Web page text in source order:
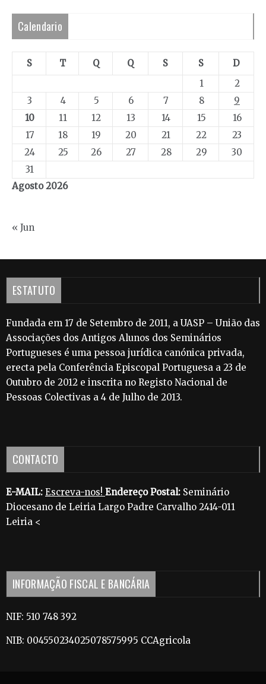
Calendario
Agosto 2026
S T Q Q S S
D
1
2
3
4 5 6 7 8
9
10
11 12 13 14 15
16
17
18 19 20 21 22
23
24
25 26 27 28 29
30
31
« Jun
ESTATUTO
Fundada em 17 de Setembro de 2011, a UASP – União das
Associações dos Antigos Alunos dos Seminários
Portugueses é uma pessoa jurídica canónica privada,
erecta pela Conferência Episcopal Portuguesa a 23 de
Outubro de 2012 e inscrita no Registo Nacional de
Pessoas Colectivas a 4 de Julho de 2013.
CONTACTO
E-MAIL: Escreva-nos! Endereço Postal: Seminário
Diocesano de Leiria Largo Padre Carvalho 2414-011
Leiria <
INFORMAÇÃO FISCAL E BANCÁRIA
NIF: 510 748 392
NIB: 004550234025078575995 CCAgricola